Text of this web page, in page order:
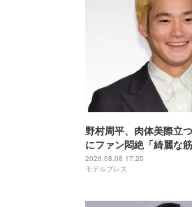
野村周平、肉体美際立
にファン悶絶「綺麗な
「かっこよすぎる」
2026.08.08 17:25
モデルプレス